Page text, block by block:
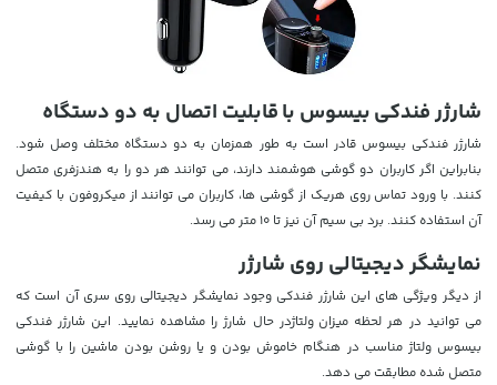
شارژر فندکی بیسوس با قابلیت اتصال به دو دستگاه
شارژر فندکی بیسوس قادر است به طور همزمان به دو دستگاه مختلف وصل شود.
بنابراین اگر کاربران دو گوشی هوشمند دارند، می توانند هر دو را به هندزفری متصل
کنند. با ورود تماس روی هریک از گوشی ها، کاربران می توانند از میکروفون با کیفیت
آن استفاده کنند. برد بی سیم آن نیز تا 10 متر می رسد.
نمایشگر دیجیتالی روی شارژر
از دیگر ویژگی های این شارژر فندکی وجود نمایشگر دیجیتالی روی سری آن است که
می توانید در هر لحظه میزان ولتاژدر حال شارژ را مشاهده نمایید. این شارژر فندکی
بیسوس ولتاژ مناسب در هنگام خاموش بودن و یا روشن بودن ماشین را با گوشی
متصل شده مطابقت می دهد.